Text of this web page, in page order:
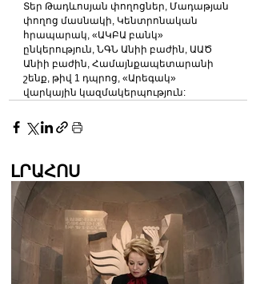
Տեր Թադևոսյան փողոցներ, Մադաթյան
փողոց մասնակի, Կենտրոնական
հրապարակ, «ԱԿԲԱ բանկ»
ընկերություն, ՆԳՆ Անիի բաժին, ԱԱԾ
Անիի բաժին, Համայնքապետարանի
շենք, թիվ 1 դպրոց, «Արեգակ»
վարկային կազմակերպություն:
ԼՐԱՀՈՍ